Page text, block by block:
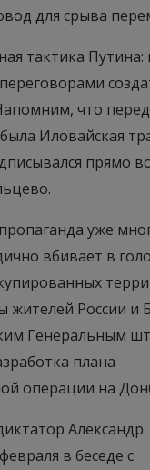
для срыва
тактика Путина:
что перед
Иловайская
прямо
уже
вбивает в
жителей России и
Генеральным
плана
операции на
Александр
в беседе с